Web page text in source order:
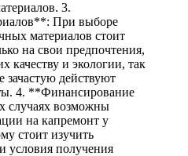
3.
При выборе
материалов стоит
на свои предпочтения,
качеству и экологии, так
зачастую действуют
4. **Финансирование
случаях возможны
на капремонт у
стоит изучить
условия получения